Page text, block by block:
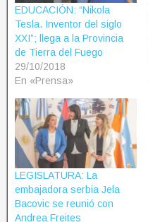
EDUCACIÓN: “Nikola
Tesla. Inventor del siglo
XXI”; llega a la Provincia
de Tierra del Fuego
29/10/2018
En «Prensa»
LEGISLATURA: La
embajadora serbia Jela
Bacovic se reunió con
Andrea Freites